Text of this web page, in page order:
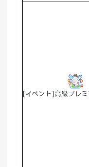
[イベント]高級プレ